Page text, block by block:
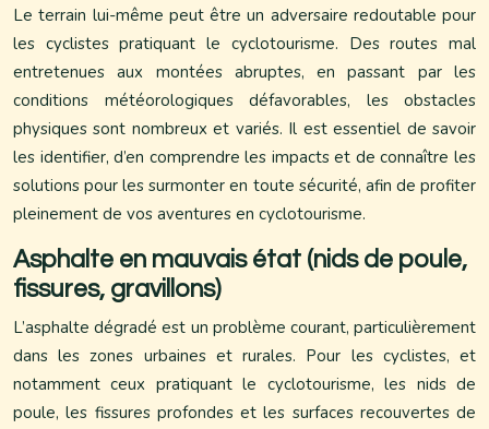
Le terrain lui-même peut être un adversaire redoutable pour
les cyclistes pratiquant le cyclotourisme. Des routes mal
entretenues aux montées abruptes, en passant par les
conditions météorologiques défavorables, les obstacles
physiques sont nombreux et variés. Il est essentiel de savoir
les identifier, d’en comprendre les impacts et de connaître les
solutions pour les surmonter en toute sécurité, afin de profiter
pleinement de vos aventures en cyclotourisme.
Asphalte en mauvais état (nids de poule,
fissures, gravillons)
L’asphalte dégradé est un problème courant, particulièrement
dans les zones urbaines et rurales. Pour les cyclistes, et
notamment ceux pratiquant le cyclotourisme, les nids de
poule, les fissures profondes et les surfaces recouvertes de